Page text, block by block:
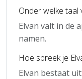
Onder welke taal
Elvan valt in de
namen.
Hoe spreek je
Elvan bestaat